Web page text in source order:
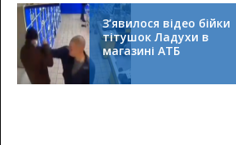
З’явилося відео бійки
тітушок Ладухи в
магазині АТБ